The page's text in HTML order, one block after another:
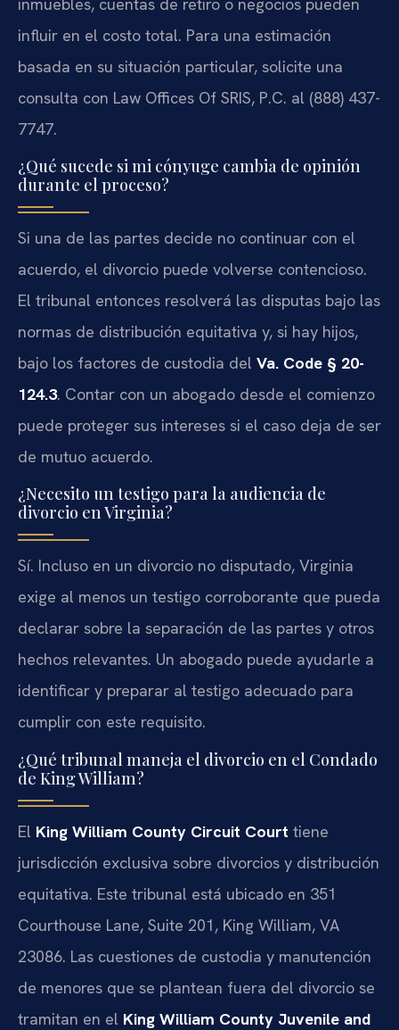
influir en el costo total. Para una estimación
basada en su situación particular, solicite una
consulta con Law Offices Of SRIS, P.C. al (888) 437-
7747.
¿Qué sucede si mi cónyuge cambia de opinión
durante el proceso?
Si una de las partes decide no continuar con el
acuerdo, el divorcio puede volverse contencioso.
El tribunal entonces resolverá las disputas bajo las
normas de distribución equitativa y, si hay hijos,
bajo los factores de custodia del Va. Code § 20-
124.3. Contar con un abogado desde el comienzo
puede proteger sus intereses si el caso deja de ser
de mutuo acuerdo.
¿Necesito un testigo para la audiencia de
divorcio en Virginia?
Sí. Incluso en un divorcio no disputado, Virginia
exige al menos un testigo corroborante que pueda
declarar sobre la separación de las partes y otros
hechos relevantes. Un abogado puede ayudarle a
identificar y preparar al testigo adecuado para
cumplir con este requisito.
¿Qué tribunal maneja el divorcio en el Condado
de King William?
El King William County Circuit Court tiene
jurisdicción exclusiva sobre divorcios y distribución
equitativa. Este tribunal está ubicado en 351
Courthouse Lane, Suite 201, King William, VA
23086. Las cuestiones de custodia y manutención
de menores que se plantean fuera del divorcio se
tramitan en el King William County Juvenile and